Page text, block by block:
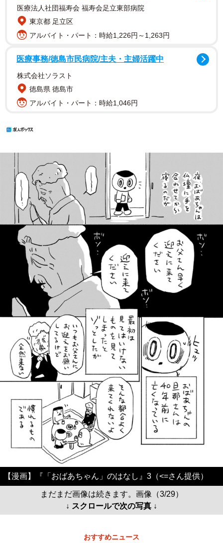
医療法人社団福寿会 福寿会足立東部病院
東京都 足立区
アルバイト・パート：時給1,226円～1,263円
医療事務/徳島市民病院/主夫・主婦活躍中
株式会社ソラスト
徳島県 徳島市
アルバイト・パート：時給1,046円
【漫画】『「おばあちゃん」のはなし』3（<=さん提供）
まだまだ画像は続きます。画像（3/29）
↓ スクロールで次の写真 ↓
おすすめニュース